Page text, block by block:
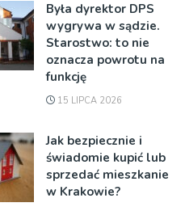
Była dyrektor DPS
wygrywa w sądzie.
Starostwo: to nie
oznacza powrotu na
funkcję
15 LIPCA 2026
Jak bezpiecznie i
świadomie kupić lub
sprzedać mieszkanie
w Krakowie?